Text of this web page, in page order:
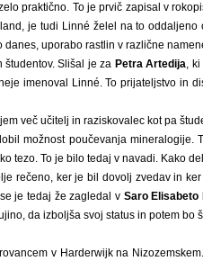
praktično. To je prvič zapisal v
je tudi Linné želel na to
uporabo rastlin v različne
študentov. Slišal je za Petra Artedija, ki
imenoval Linné. To prijateljstvo in
več učitelj in raziskovalec kot pa
možnost poučevanja
tezo. To je bilo tedaj v navadi. Kako
rečeno, ker je bil dovolj zvedav in
je tedaj že zagledal v Saro Elisabeto
da izboljša svoj status in potem bo
v Harderwijk na